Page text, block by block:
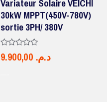
Variateur Solaire VEICHI
30kW MPPT(450V-780V)
sortie 3PH/ 380V
Note
0
د.م.